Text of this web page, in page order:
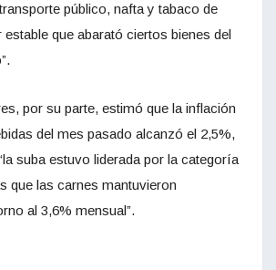
público, nafta y tabaco de
que abarató ciertos bienes del
por su parte, estimó que la inflación
del mes pasado alcanzó el 2,5%,
suba estuvo liderada por la categoría
que las carnes mantuvieron
al 3,6% mensual”.